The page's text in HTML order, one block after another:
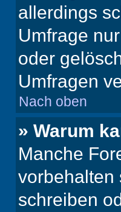
allerdings
Umfrage
oder
Umfragen
Nach oben
» Warum
Manche
vorbehalten
schreiben